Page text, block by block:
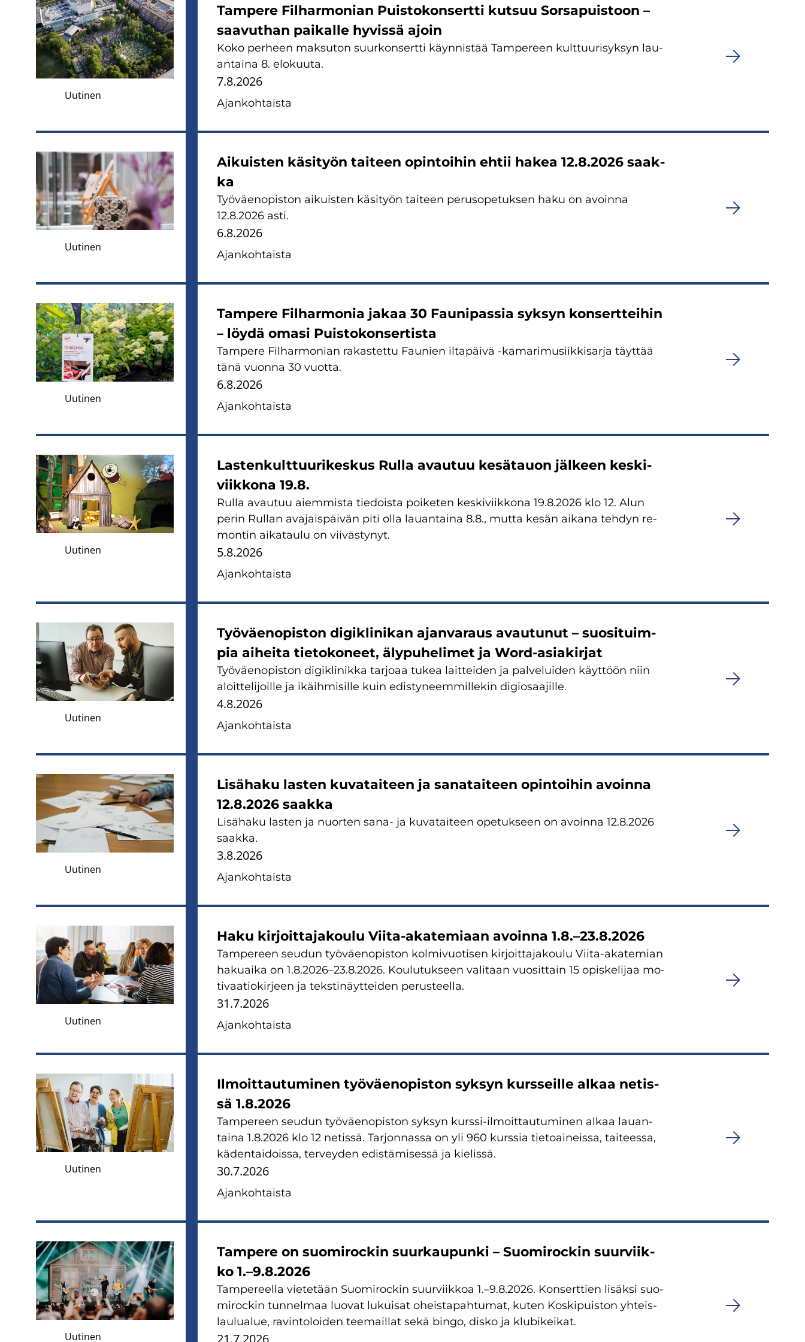
Uutinen
Tam­pe­re Fil­har­mo­nian Puis­to­kon­sert­ti kut­suu Sors­a­puis­toon –
saa­vut­han pai­kal­le hy­vis­sä ajoin
Koko per­heen mak­su­ton suur­kon­sert­ti käyn­nis­tää Tam­pe­reen kult­tuu­ri­syk­syn lau­
an­tai­na 8. elo­kuu­ta.
7.8.2026
Ajan­koh­tais­ta
Uutinen
Ai­kuis­ten kä­si­työn tai­teen opin­toi­hin ehtii hakea 12.8.2026 saak­
ka
Työ­väen­opis­ton ai­kuis­ten kä­si­työn tai­teen pe­rus­o­pe­tuk­sen haku on avoin­na
12.8.2026 asti.
6.8.2026
Ajan­koh­tais­ta
Uutinen
Tam­pe­re Fil­har­mo­nia jakaa 30 Fau­ni­pas­sia syk­syn kon­sert­tei­hin
– löydä omasi Puis­to­kon­ser­tis­ta
Tam­pe­re Fil­har­mo­nian ra­kas­tet­tu Fau­nien il­ta­päi­vä -​kamarimusiikkisarja täyt­tää
tänä vuon­na 30 vuot­ta.
6.8.2026
Ajan­koh­tais­ta
Uutinen
Las­ten­kult­tuu­ri­kes­kus Rulla avau­tuu ke­sä­tauon jäl­keen kes­ki­
viik­ko­na 19.8.
Rulla avau­tuu ai­em­mis­ta tie­dois­ta poi­ke­ten kes­ki­viik­ko­na 19.8.2026 klo 12. Alun
perin Rul­lan ava­jais­päi­vän piti olla lau­an­tai­na 8.8., mutta kesän ai­ka­na teh­dyn re­
mon­tin ai­ka­tau­lu on vii­väs­ty­nyt.
5.8.2026
Ajan­koh­tais­ta
Uutinen
Työ­väen­opis­ton di­gikli­ni­kan ajan­va­raus avau­tu­nut – suo­si­tuim­
pia ai­hei­ta tie­to­ko­neet, äly­pu­he­li­met ja Word-​asiakirjat
Työ­väen­opis­ton di­gikli­nik­ka tar­jo­aa tukea lait­tei­den ja pal­ve­lui­den käyt­töön niin
aloit­te­li­joil­le ja ikäih­mi­sil­le kuin edis­ty­neem­mil­le­kin di­gio­saa­jil­le.
4.8.2026
Ajan­koh­tais­ta
Uutinen
Li­sä­ha­ku las­ten ku­va­tai­teen ja sa­na­tai­teen opin­toi­hin avoin­na
12.8.2026 saak­ka
Li­sä­ha­ku las­ten ja nuor­ten sana- ja ku­va­tai­teen ope­tuk­seen on avoin­na 12.8.2026
saak­ka.
3.8.2026
Ajan­koh­tais­ta
Uutinen
Haku kir­joit­ta­ja­kou­lu Viita-​akatemiaan avoin­na 1.8.–23.8.2026
Tam­pe­reen seu­dun työ­väen­opis­ton kol­mi­vuo­ti­sen kir­joit­ta­ja­kou­lu Viita-​akatemian
ha­kuai­ka on 1.8.2026–23.8.2026. Kou­lu­tuk­seen va­li­taan vuo­sit­tain 15 opis­ke­li­jaa mo­
ti­vaa­tio­kir­jeen ja teks­ti­näyt­tei­den pe­rus­teel­la.
31.7.2026
Ajan­koh­tais­ta
Uutinen
Il­moit­tau­tu­mi­nen työ­väen­opis­ton syk­syn kurs­seil­le alkaa ne­tis­
sä 1.8.2026
Tam­pe­reen seu­dun työ­väen­opis­ton syk­syn kurssi-​ilmoittautuminen alkaa lau­an­
tai­na 1.8.2026 klo 12 ne­tis­sä. Tar­jon­nas­sa on yli 960 kurs­sia tie­toai­neis­sa, tai­tees­sa,
kä­den­tai­dois­sa, ter­vey­den edis­tä­mi­ses­sä ja kie­lis­sä.
30.7.2026
Ajan­koh­tais­ta
Uutinen
Tam­pe­re on suo­mi­roc­kin suur­kau­pun­ki – Suo­mi­roc­kin suur­viik­
ko 1.–9.8.2026
Tam­pe­reel­la vie­te­tään Suo­mi­roc­kin suur­viik­koa 1.–9.8.2026. Kon­sert­tien li­säk­si suo­
mi­roc­kin tun­nel­maa luo­vat lu­kui­sat oheis­ta­pah­tu­mat, kuten Kos­ki­puis­ton yh­teis­
lau­lua­lue, ra­vin­to­loi­den tee­mail­lat sekä bingo, disko ja klu­bi­kei­kat.
21.7.2026